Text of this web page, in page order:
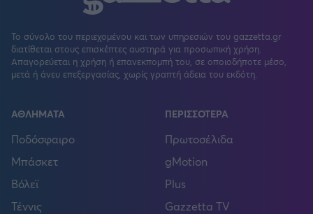
Το σύνολο του περιεχομένου και των υπηρεσιών του gazzetta.gr
διατίθεται στους επισκέπτες αυστηρά για προσωπική χρήση.
Απαγορεύεται η χρήση ή επανεκπομπή του, σε οποιοδήποτε μέσο,
μετά ή άνευ επεξεργασίας, χωρίς γραπτή άδεια του εκδότη.
ΑΘΛΗΜΑΤΑ
Ποδόσφαιρο
Μπάσκετ
Βόλεϊ
Τέννις
ΠΕΡΙΣΣΟΤΕΡΑ
Πρωτοσέλιδα
gMotion
Plus
Gazzetta TV